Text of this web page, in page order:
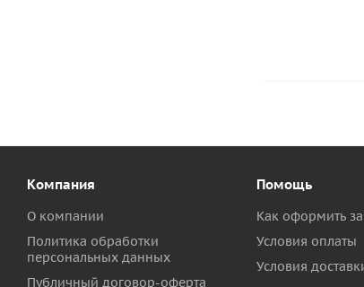
Компания
О компании
Политика обработки
персональных данных
Публичный договор-оферта
Помощь
Как оформить
Условия оплаты
Условия